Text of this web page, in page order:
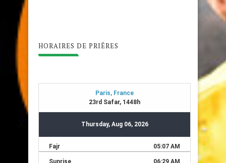
HORAIRES DE PRIÊRES